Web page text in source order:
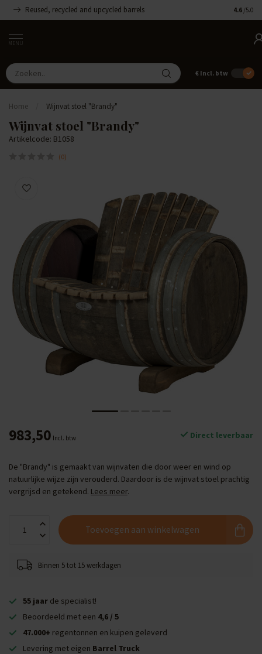
Reused, recycled and upcycled barrels 4.6 /5.0
MENU
€ Incl. btw
Home Wijnvat stoel "Brandy"
Wijnvat stoel "Brandy"
Artikelcode: B1058
(0)
983,50 Incl. btw Direct leverbaar
De "Brandy" is gemaakt van wijnvaten die door weer en wind op
natuurlijke wijze zijn verouderd. Daardoor is de wijnvat stoel prachtig
vergrijsd en getekend. Lees meer.
Toevoegen aan winkelwagen
Binnen 5 tot 15 werkdagen
55 jaar de specialist!
Beoordeeld met een 4,6 / 5
47.000+ regentonnen en kuipen geleverd
Levering met eigen Barrel Truck